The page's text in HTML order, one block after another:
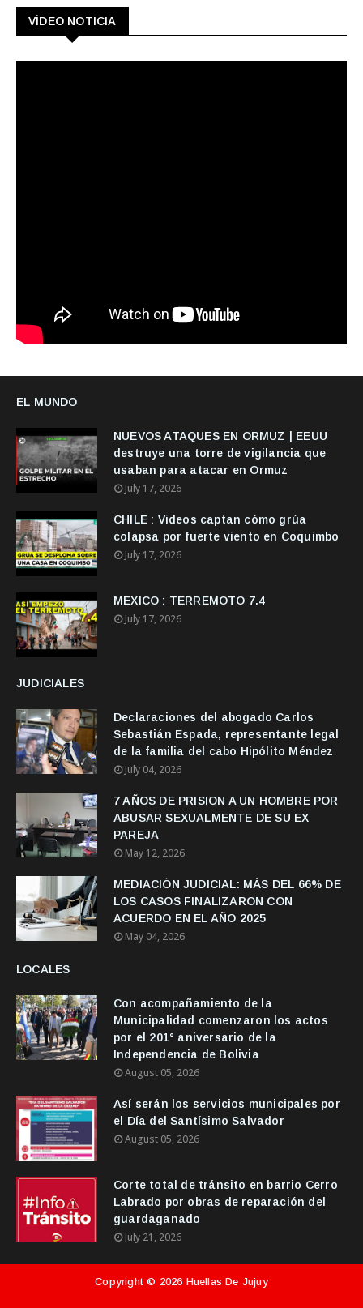
VÍDEO NOTICIA
EL MUNDO
NUEVOS ATAQUES EN ORMUZ | EEUU
destruye una torre de vigilancia que
usaban para atacar en Ormuz
July 17, 2026
CHILE : Videos captan cómo grúa
colapsa por fuerte viento en Coquimbo
July 17, 2026
MEXICO : TERREMOTO 7.4
July 17, 2026
JUDICIALES
Declaraciones del abogado Carlos
Sebastián Espada, representante legal
de la familia del cabo Hipólito Méndez
July 04, 2026
7 AÑOS DE PRISION A UN HOMBRE POR
ABUSAR SEXUALMENTE DE SU EX
PAREJA
May 12, 2026
MEDIACIÓN JUDICIAL: MÁS DEL 66% DE
LOS CASOS FINALIZARON CON
ACUERDO EN EL AÑO 2025
May 04, 2026
LOCALES
Con acompañamiento de la
Municipalidad comenzaron los actos
por el 201° aniversario de la
Independencia de Bolivia
August 05, 2026
Así serán los servicios municipales por
el Día del Santísimo Salvador
August 05, 2026
Corte total de tránsito en barrio Cerro
Labrado por obras de reparación del
guardaganado
July 21, 2026
Copyright © 2026 Huellas De Jujuy